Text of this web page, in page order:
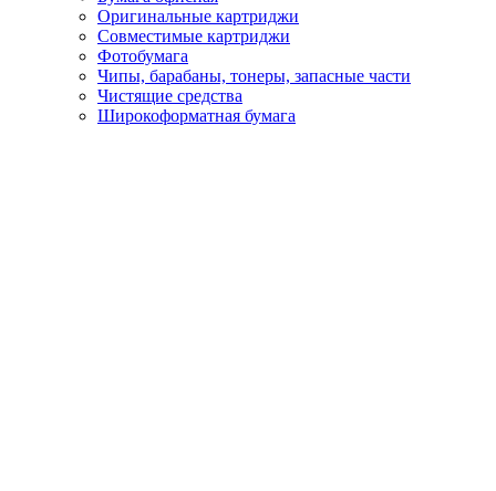
Оригинальные картриджи
Совместимые картриджи
Фотобумага
Чипы, барабаны, тонеры, запасные части
Чистящие средства
Широкоформатная бумага